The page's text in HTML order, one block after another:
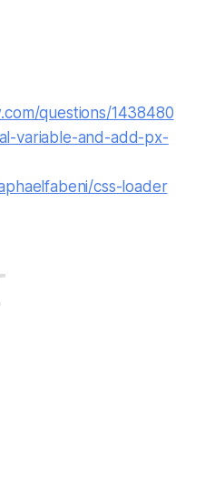
questions/1438480
variable-and-add-px-
css-loader